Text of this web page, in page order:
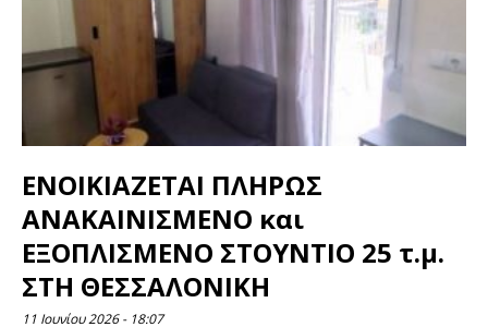
ΕΝΟΙΚΙΑΖΕΤΑΙ ΠΛΗΡΩΣ
ΑΝΑΚΑΙΝΙΣΜΕΝΟ και
ΕΞΟΠΛΙΣΜΕΝΟ ΣΤΟΥΝΤΙΟ 25 τ.μ.
ΣΤΗ ΘΕΣΣΑΛΟΝΙΚΗ
11 Ιουνίου 2026 18:07